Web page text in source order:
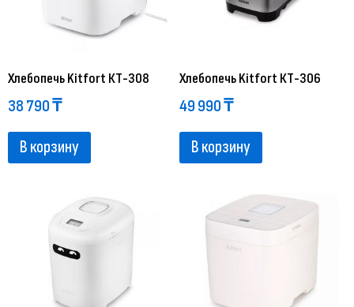
Хлебопечь Kitfort КТ-308
38 790₸
В корзину
Хлебопечь Kitfort КТ-306
49 990₸
В корзину